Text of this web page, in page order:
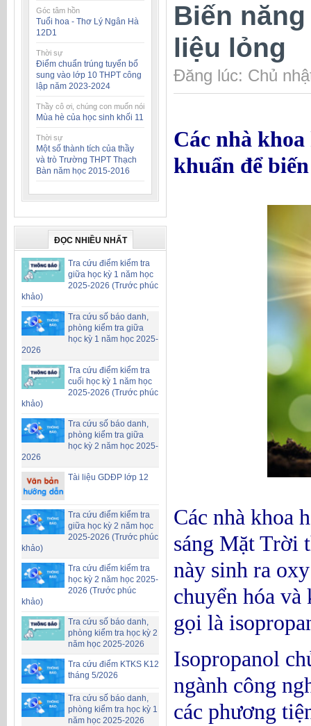
Góc tâm hồn
Tuổi hoa - Thơ Lý Ngân Hà
12D1
Thời sự
Điểm chuẩn trúng tuyển bổ
sung vào lớp 10 THPT công
lập năm 2023-2024
Thầy cô ơi, chúng con muốn nói
Mùa hè của học sinh khối 11
Thời sự
Một số thành tích của thầy
và trò Trường THPT Thạch
Bàn năm học 2015-2016
ĐỌC NHIỀU NHẤT
Tra cứu điểm kiểm tra
giữa học kỳ 1 năm học
2025-2026 (Trước phúc
khảo)
Tra cứu số báo danh,
phòng kiểm tra giữa
học kỳ 1 năm học 2025-
2026
Tra cứu điểm kiểm tra
cuối học kỳ 1 năm học
2025-2026 (Trước phúc
khảo)
Tra cứu số báo danh,
phòng kiểm tra giữa
học kỳ 2 năm học 2025-
2026
Tài liệu GDĐP lớp 12
Tra cứu điểm kiểm tra
giữa học kỳ 2 năm học
2025-2026 (Trước phúc
khảo)
Tra cứu điểm kiểm tra
học kỳ 2 năm học 2025-
2026 (Trước phúc
khảo)
Tra cứu số báo danh,
phòng kiểm tra học kỳ 2
năm học 2025-2026
Tra cứu điểm KTKS K12
tháng 5/2026
Tra cứu số báo danh,
phòng kiểm tra học kỳ 1
năm học 2025-2026
Biến
liệu lỏng
Đăng lúc: Chủ
Các nhà
khuẩn để
Các nhà khoa
sáng Mặt Trời
này sinh ra
chuyển hóa
gọi là
Isopropanol
ngành công
các phương